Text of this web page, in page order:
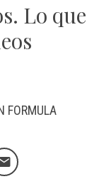
Lo que
FORMULA